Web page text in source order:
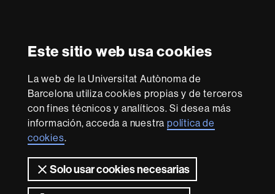
Este sitio web usa cookies
La web de la Universitat Autònoma de
Barcelona utiliza cookies propias y de terceros
con fines técnicos y analíticos. Si desea más
información, acceda a nuestrapolítica de
cookies.
Solo usar cookies necesarias
Excellence
Research
-
Euraxess
Con la financiación de
Sobre
esta
web Aviso legal Protección de datos